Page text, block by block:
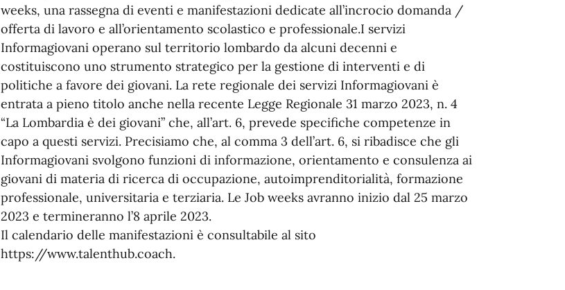
weeks, una rassegna di eventi e manifestazioni dedicate all’incrocio domanda /
offerta di lavoro e all’orientamento scolastico e professionale.I servizi
Informagiovani operano sul territorio lombardo da alcuni decenni e
costituiscono uno strumento strategico per la gestione di interventi e di
politiche a favore dei giovani. La rete regionale dei servizi Informagiovani è
entrata a pieno titolo anche nella recente Legge Regionale 31 marzo 2023, n. 4
“La Lombardia è dei giovani” che, all’art. 6, prevede specifiche competenze in
capo a questi servizi. Precisiamo che, al comma 3 dell’art. 6, si ribadisce che gli
Informagiovani svolgono funzioni di informazione, orientamento e consulenza ai
giovani di materia di ricerca di occupazione, autoimprenditorialità, formazione
professionale, universitaria e terziaria. Le Job weeks avranno inizio dal 25 marzo
2023 e termineranno l’8 aprile 2023.
Il calendario delle manifestazioni è consultabile al sito
https://www.talenthub.coach.